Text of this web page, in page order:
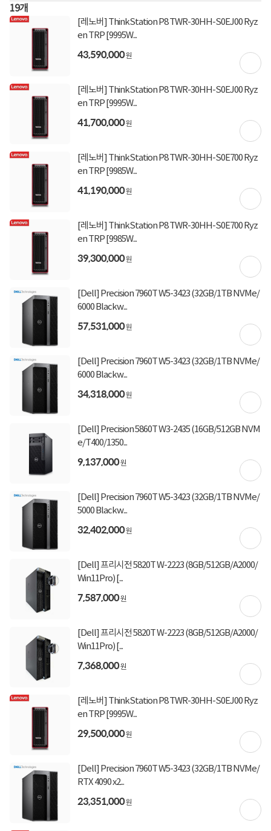
19개
[레노버] ThinkStation P8 TWR-30HH-S0EJ00 Ryz
en TRP [9995W...
43,590,000원
[레노버] ThinkStation P8 TWR-30HH-S0EJ00 Ryz
en TRP [9995W...
41,700,000원
[레노버] ThinkStation P8 TWR-30HH-S0E700 Ryz
en TRP [9985W...
41,190,000원
[레노버] ThinkStation P8 TWR-30HH-S0E700 Ryz
en TRP [9985W...
39,300,000원
[Dell] Precision 7960T W5-3423 (32GB/1TB NVMe/
6000 Blackw...
57,531,000원
[Dell] Precision 7960T W5-3423 (32GB/1TB NVMe/
6000 Blackw...
34,318,000원
[Dell] Precision 5860T W3-2435 (16GB/512GB NVM
e/T400/1350...
9,137,000원
[Dell] Precision 7960T W5-3423 (32GB/1TB NVMe/
5000 Blackw...
32,402,000원
[Dell] 프리시전 5820T W-2223 (8GB/512GB/A2000/
Win11Pro) [...
7,587,000원
[Dell] 프리시전 5820T W-2223 (8GB/512GB/A2000/
Win11Pro) [...
7,368,000원
[레노버] ThinkStation P8 TWR-30HH-S0EJ00 Ryz
en TRP [9995W...
29,500,000원
[Dell] Precision 7960T W5-3423 (32GB/1TB NVMe/
RTX 4090 x2...
23,351,000원
할인혜택
[토스페이 X 계좌이체] 50,000원 즉시할인
(1,000,000원 이상 결제 시)
[토스페이 X 계좌이체] 20,000원 즉시할인
(600,000원 이상 결제 시)
[토스페이 X 농협카드] 5% 즉시할인 (800,000원 이
상 결제 시)
[토스페이 X 현대카드] 5% 즉시할인 (800,000원 이
상 결제 시)
무이자 할부혜택
결제혜택
적립금 127,400원 적립
입고일 08월 31일
배송정보 업체직배송
평균 1일이내 발송
(공휴일 제외)
배송비
상세정보
업그레이드 상품은 주문 후 2~6시간이 소요되며 15시 00분 이후 주문건은 익일 발송됩
요청에 의한 새상품을 개봉하여 제작하는 상품으로 주문취소, 변심반품이 불가합니다.
장착된 부품은 해당 제조사에서 A/S 가능합니다 (예: 추가 SSD 불량 시 해당 SSD 제조
기본제품과 추가 또는 교체되는 제품의 스펙 정보를 확인 후 주문 바랍니다.